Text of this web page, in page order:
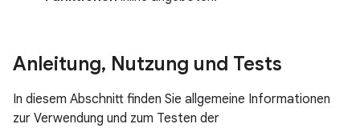
Anleitung, Nutzung und Tests
In diesem Abschnitt finden Sie allgemeine Informationen
zur Verwendung und zum Testen der